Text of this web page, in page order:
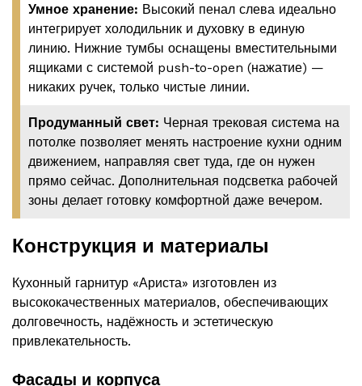
Умное хранение: Высокий пенал слева идеально
интегрирует холодильник и духовку в единую
линию. Нижние тумбы оснащены вместительными
ящиками с системой push-to-open (нажатие) —
никаких ручек, только чистые линии.
Продуманный свет: Черная трековая система на
потолке позволяет менять настроение кухни одним
движением, направляя свет туда, где он нужен
прямо сейчас. Дополнительная подсветка рабочей
зоны делает готовку комфортной даже вечером.
Конструкция и материалы
Кухонный гарнитур «Ариста» изготовлен из
высококачественных материалов, обеспечивающих
долговечность, надёжность и эстетическую
привлекательность.
Фасады и корпуса